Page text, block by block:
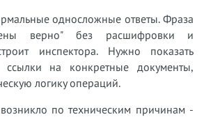
односложные ответы. Фраза
верно" без расшифровки и
инспектора. Нужно показать
ссылки на конкретные документы,
логику операций.
по техническим причинам -